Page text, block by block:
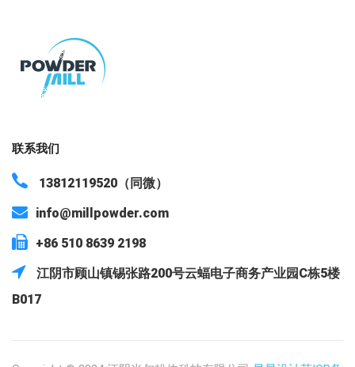
联系我们
13812119520（同微）
info@millpowder.com
+86 510 8639 2198
江阴市顾山镇锡张路200号云蝠电子商务产业园C栋5楼
B017